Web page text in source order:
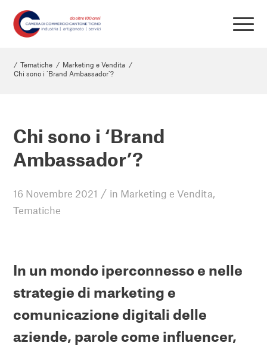
/ Tematiche / Marketing e Vendita /
Chi sono i ‘Brand Ambassador’?
Chi sono i ‘Brand
Ambassador’?
16 Novembre 2021 / in Marketing e Vendita,
Tematiche
In un mondo iperconnesso e nelle
strategie di marketing e
comunicazione digitali delle
aziende, parole come influencer,